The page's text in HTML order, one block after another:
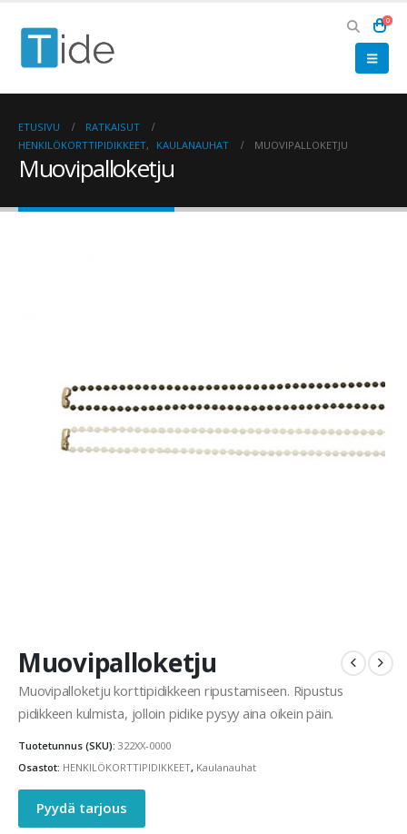
0
ETUSIVU
RATKAISUT
HENKILÖKORTTIPIDIKKEET, KAULANAUHAT MUOVIPALLOKETJU
Muovipalloketju
Muovipalloketju
Muovipalloketju korttipidikkeen ripustamiseen. Ripustus
pidikkeen kulmista, jolloin pidike pysyy aina oikein päin.
Tuotetunnus (SKU): 322XX-0000
Osastot: HENKILÖKORTTIPIDIKKEET, Kaulanauhat
Pyydä tarjous